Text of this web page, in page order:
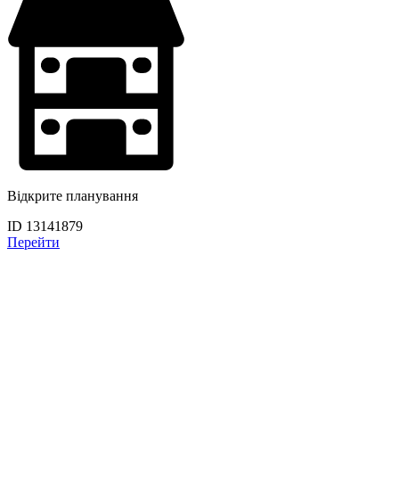
Відкрите планування
ID 13141879
Перейти